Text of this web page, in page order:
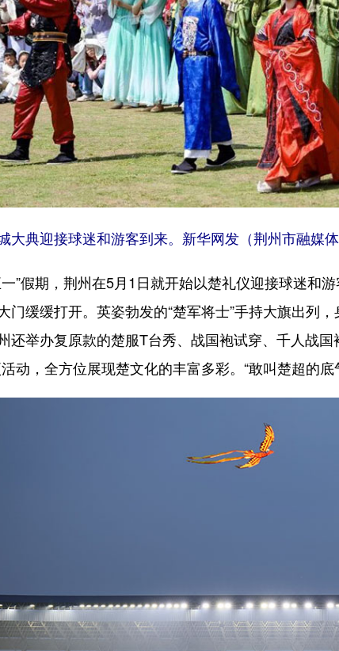
大典迎接球迷和游客到来。新华网发（荆州市融媒体
假期，荆州在5月1日就开始以楚礼仪迎接球迷和游
门缓缓打开。英姿勃发的“楚军将士”手持大旗出列
还举办复原款的楚服T台秀、战国袍试穿、千人战国
动，全方位展现楚文化的丰富多彩。“敢叫楚超的